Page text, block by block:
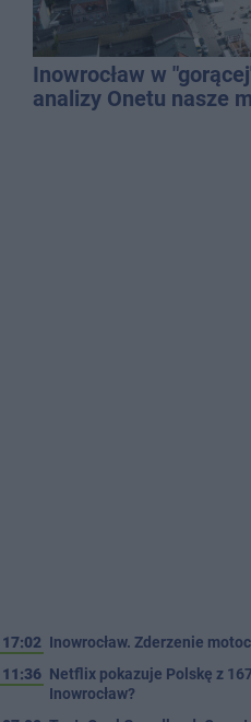
Inowrocław w
analizy Onetu nasze
17:02 Inowrocław. Zderzenie
11:36 Netflix pokazuje Polskę z
Inowrocław?